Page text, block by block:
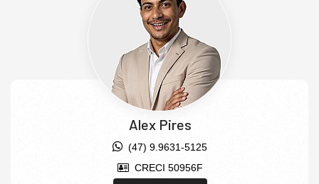
Alex Pires
(47) 9.9631-5125
CRECI 50956F